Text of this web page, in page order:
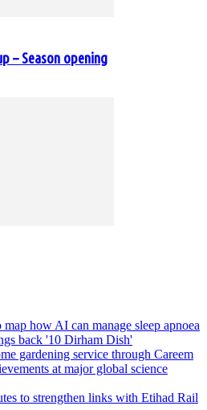
– Season opening
how AI can manage sleep apnoea
back '10 Dirham Dish'
gardening service through Careem
at major global science
to strengthen links with Etihad Rail